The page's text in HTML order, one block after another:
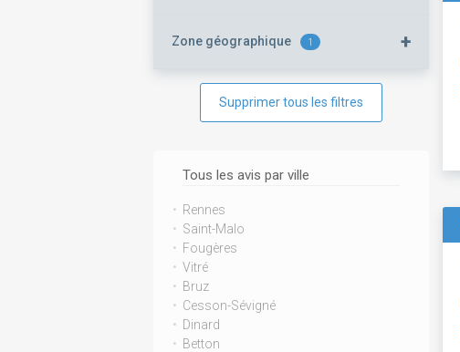
Zone géographique 1 +
Supprimer tous les filtres
Tous les avis par ville
Rennes
Saint-Malo
Fougères
Vitré
Bruz
Cesson-Sévigné
Dinard
Betton